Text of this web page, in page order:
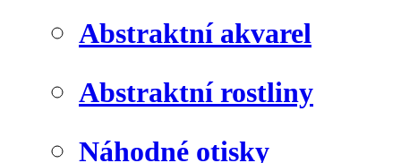
Abstraktní akvarel
Abstraktní rostliny
Náhodné otisky